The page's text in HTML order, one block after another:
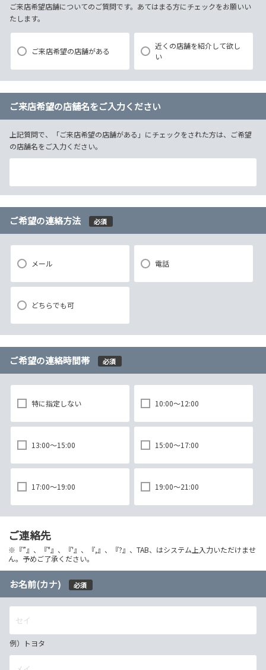
ご来店希望店舗についてのご質問です。あてはまる方にチェックをお願いい
たします。
ご来店希望の店舗がある
近くの店舗を紹介して欲し
い
ご来店希望の店舗名をご入力ください
上記質問で、「ご来店希望の店舗がある」にチェックをされた方は、ご希望
の店舗名をご入力ください。
ご希望の連絡方法 必須
メール 電話
どちらでも可
ご希望の連絡時間帯 必須
特に指定しない 10:00～12:00
13:00～15:00 15:00～17:00
17:00～19:00 19:00～21:00
ご連絡先
※『”』、『"』、『'』、『,』、『?』、TAB、はシステム上入力いただけませ
ん。予めご了承ください。
お名前(カナ) 必須
例）トヨタ